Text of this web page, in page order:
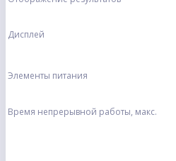
Дисплей
Элементы питания
Время непрерывной работы, макс.